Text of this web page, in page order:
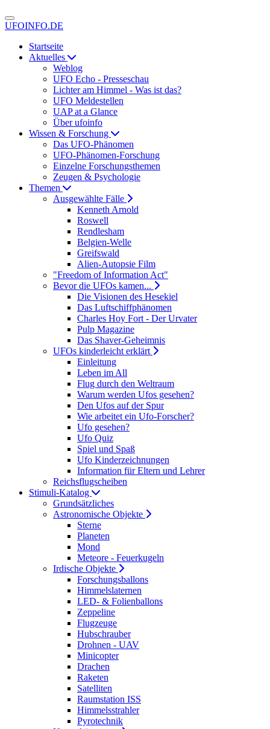
UFOINFO.DE
Startseite
Aktuelles
Weblog
UFO Echo - Presseschau
Lichter am Himmel - Was ist das?
UFO Meldestellen
UAP at a Glance
Über ufoinfo
Wissen & Forschung
Das UFO-Phänomen
UFO-Phänomen-Forschung
Einzelne Forschungsthemen
Zeugen & Psychologie
Themen
Ausgewählte Fälle
Kenneth Arnold
Roswell
Rendlesham
Belgien-Welle
Greifswald
Alien-Autopsie Film
"Freedom of Information Act"
Bevor die UFOs kamen...
Die Visionen des Hesekiel
Das Luftschiffphänomen
Charles Hoy Fort - Der Urvater
Pulp Magazine
Das Shaver-Geheimnis
UFOs kinderleicht erklärt
Einleitung
Leben im All
Flug durch den Weltraum
Warum werden Ufos gesehen?
Den Ufos auf der Spur
Wie arbeitet ein Ufo-Forscher?
Ufo gesehen?
Ufo Quiz
Spiel und Spaß
Ufo Kinderzeichnungen
Information für Eltern und Lehrer
Reichsflugscheiben
Stimuli-Katalog
Grundsätzliches
Astronomische Objekte
Sterne
Planeten
Mond
Meteore - Feuerkugeln
Irdische Objekte
Forschungsballons
Himmelslaternen
LED- & Folienballons
Zeppeline
Flugzeuge
Hubschrauber
Drohnen - UAV
Minicopter
Drachen
Raketen
Satelliten
Raumstation ISS
Himmelsstrahler
Pyrotechnik